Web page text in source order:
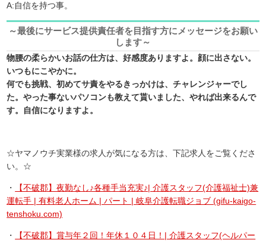
A:自信を持つ事。
～最後にサービス提供責任者を目指す方にメッセージをお願い
します～
物腰の柔らかいお話の仕方は、好感度ありますよ。顔に出さない。
いつもにこやかに。
何でも挑戦、初めてサ責をやるきっかけは、チャレンジャーでし
た。やった事ないパソコンも教えて貰いました、やれば出来るんで
す。自信になりますよ。
☆ヤマノウチ実業様の求人が気になる方は、下記求人をご覧くださ
い。☆
・
【不破郡】夜勤なし♪各種手当充実♪| 介護スタッフ(介護福祉士)兼
運転手 | 有料老人ホーム | パート | 岐阜介護転職ジョブ (gifu-kaigo-
tenshoku.com)
・
【不破郡】賞与年２回！年休１０４日！| 介護スタッフ(ヘルパー